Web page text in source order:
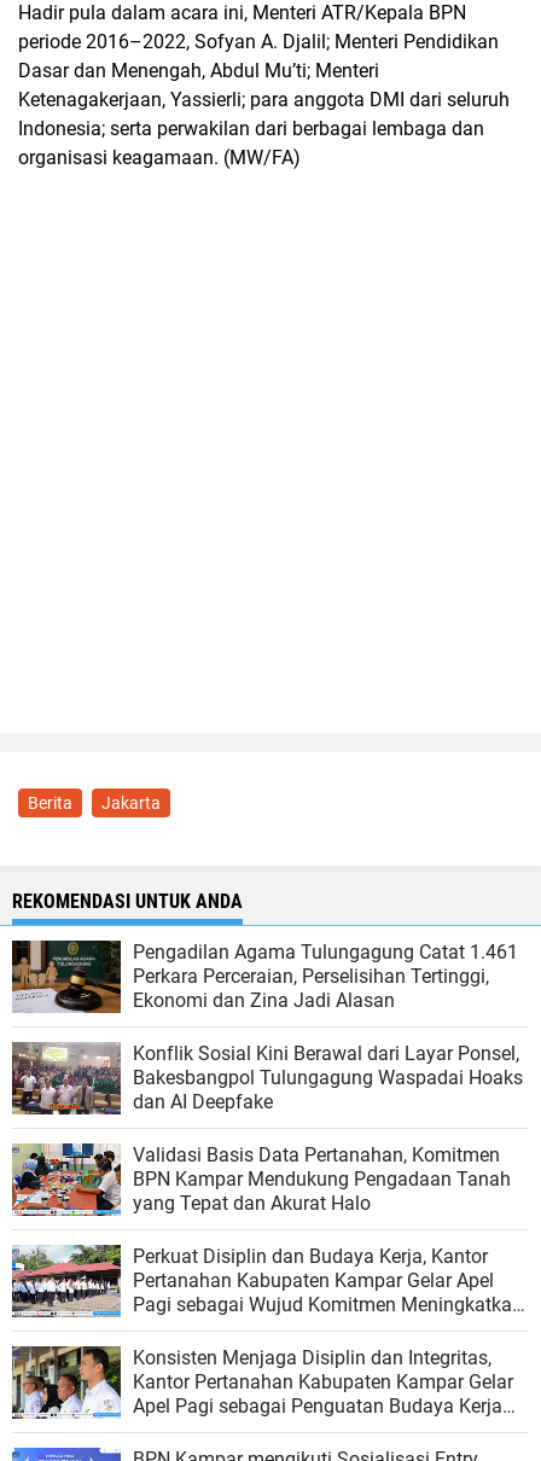
Hadir pula dalam acara ini, Menteri ATR/Kepala BPN
periode 2016–2022, Sofyan A. Djalil; Menteri Pendidikan
Dasar dan Menengah, Abdul Mu’ti; Menteri
Ketenagakerjaan, Yassierli; para anggota DMI dari seluruh
Indonesia; serta perwakilan dari berbagai lembaga dan
organisasi keagamaan. (MW/FA)
Berita Jakarta
REKOMENDASI UNTUK ANDA
Pengadilan Agama Tulungagung Catat 1.461
Perkara Perceraian, Perselisihan Tertinggi,
Ekonomi dan Zina Jadi Alasan
Konflik Sosial Kini Berawal dari Layar Ponsel,
Bakesbangpol Tulungagung Waspadai Hoaks
dan AI Deepfake
Validasi Basis Data Pertanahan, Komitmen
BPN Kampar Mendukung Pengadaan Tanah
yang Tepat dan Akurat Halo
Perkuat Disiplin dan Budaya Kerja, Kantor
Pertanahan Kabupaten Kampar Gelar Apel
Pagi sebagai Wujud Komitmen Meningkatkan
Kualitas Pelayanan
Konsisten Menjaga Disiplin dan Integritas,
Kantor Pertanahan Kabupaten Kampar Gelar
Apel Pagi sebagai Penguatan Budaya Kerja
Organisasi